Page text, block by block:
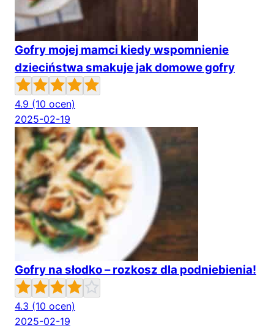
Gofry mojej mamci kiedy wspomnienie
dzieciństwa smakuje jak domowe gofry
4.9 (10 ocen)
2025-02-19
Gofry na słodko – rozkosz dla podniebienia!
4.3 (10 ocen)
2025-02-19